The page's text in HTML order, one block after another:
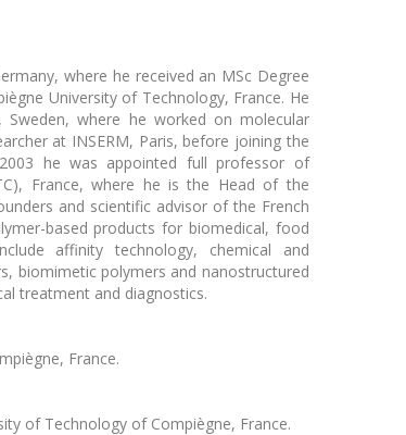
where he received an MSc Degree
University of Technology, France. He
where he worked on molecular
at INSERM, Paris, before joining the
he was appointed full professor of
France, where he is the Head of the
and scientific advisor of the French
based products for biomedical, food
affinity technology, chemical and
biomimetic polymers and nanostructured
treatment and diagnostics.
France.
of Technology of Compiègne, France.